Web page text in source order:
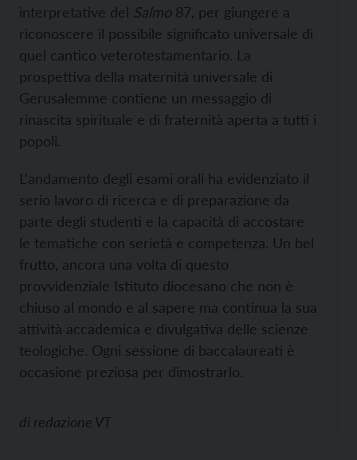
interpretative del Salmo 87, per giungere a
riconoscere il possibile significato universale di
quel cantico veterotestamentario. La
prospettiva della maternità universale di
Gerusalemme contiene un messaggio di
rinascita spirituale e di fraternità aperta a tutti i
popoli.
L’andamento degli esami orali ha evidenziato il
serio lavoro di ricerca e di preparazione da
parte degli studenti e la capacità di accostare
le tematiche con serietà e competenza. Un bel
frutto, ancora una volta di questo
provvidenziale Istituto diocesano che non è
chiuso al mondo e al sapere ma continua la sua
attività accademica e divulgativa delle scienze
teologiche. Ogni sessione di baccalaureati è
occasione preziosa per dimostrarlo.
di redazione VT